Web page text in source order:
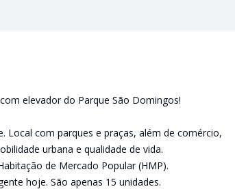
elevador do Parque São Domingos!
Local com parques e praças, além de comércio,
urbana e qualidade de vida.
de Mercado Popular (HMP).
hoje. São apenas 15 unidades.